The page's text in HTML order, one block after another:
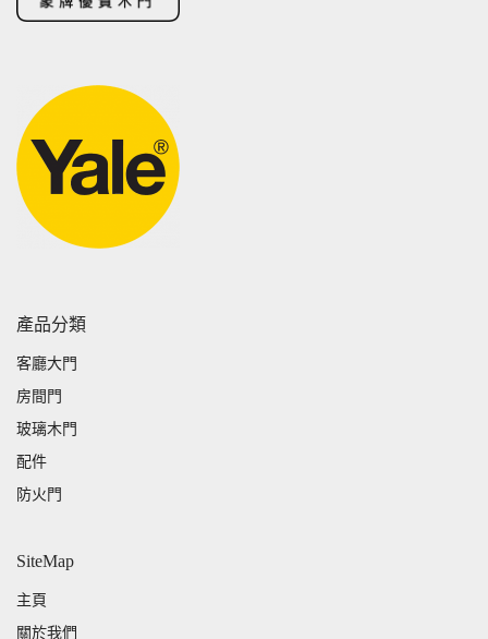
產品分類
客廳大門
房間門
玻璃木門
配件
防火門
SiteMap
主頁
關於我們